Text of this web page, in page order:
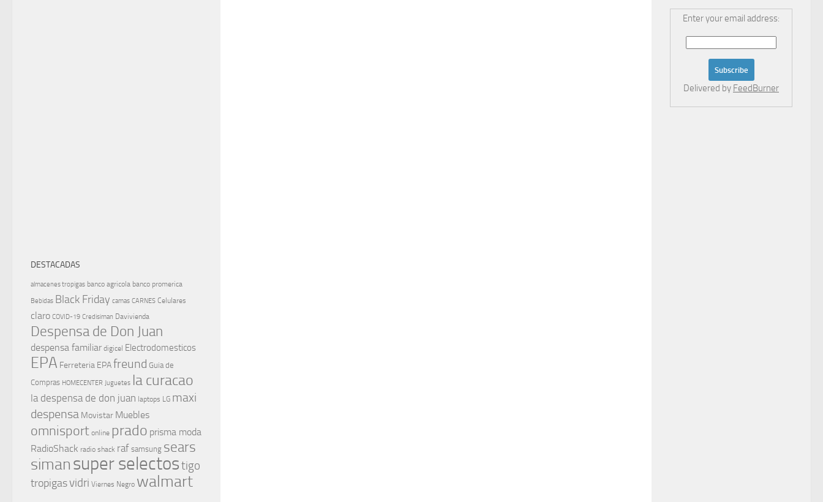
DESTACADAS
almacenes tropigas banco agricola banco promerica
Bebidas Black Friday camas CARNES Celulares
claro COVID-19 Credisiman Davivienda
Despensa de Don Juan
despensa familiar digicel Electrodomesticos
EPA Ferreteria EPAfreund Guia de
Compras HOMECENTER Juguetes la curacao
la despensa de don juan laptops LG maxi
despensa Movistar Muebles
omnisport online prado prisma moda
RadioShack radio shack raf samsung sears
simansuper selectostigo
tropigasvidri Viernes Negro walmart
Enter your email address:
Delivered by FeedBurner